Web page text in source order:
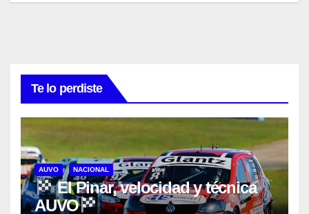
Te lo perdiste
AUVO NACIONAL
El Pinar, velocidad y técnica
AUVO